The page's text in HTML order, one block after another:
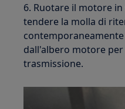
6. Ruotare il motore
tendere la molla di
dall'albero motore
trasmissione.